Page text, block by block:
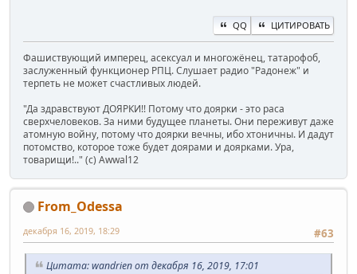
QQ ЦИТИРОВАТЬ
Фашиствующий имперец, асексуал и многожёнец, татарофоб,
заслуженный функционер РПЦ. Слушает радио "Радонеж" и
терпеть не может счастливых людей.
"Да здравствуют ДОЯРКИ!! Потому что доярки - это раса
сверхчеловеков. За ними будущее планеты. Они переживут даже
атомную войну, потому что доярки вечны, ибо хтоничны. И дадут
потомство, которое тоже будет доярами и доярками. Ура,
товарищи!.." (c) Awwal12
From_Odessa
#63
декабря 16, 2019, 18:29
Цитата: wandrien от декабря 16, 2019, 17:01